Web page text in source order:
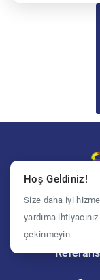
Hoş Geldiniz!
Size daha iyi
yardıma
çekinmeyin.